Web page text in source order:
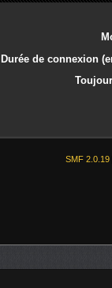
Durée de connexion
SMF 2.0.19